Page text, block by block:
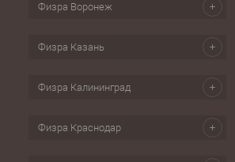
Физра Воронеж
Физра Казань
Физра Калининград
Физра Краснодар